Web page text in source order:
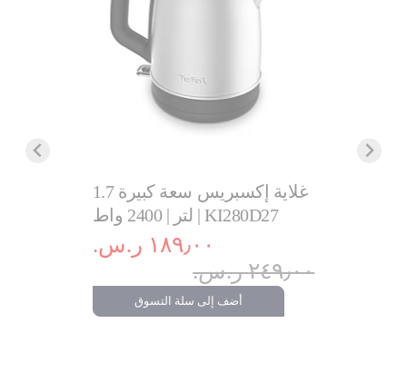
غلاية إكسبريس سعة كبيرة 1.7
لتر | 2400 واط | KI280D27
١٨٩٫٠٠ ر.س.‏
٢٤٩٫٠٠ ر.س.‏
أضف إلى سلة التسوق